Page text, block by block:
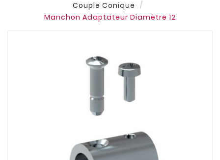
Couple Conique
Manchon Adaptateur Diamètre 12